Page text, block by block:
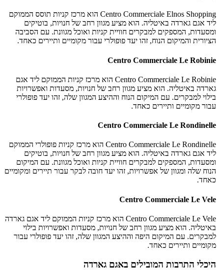
Centro Commerciale Elnos Shopping הוא מרכז קניות תוסס הממוקם
ליד אגם גארדה באיטליה. הוא מציע מגוון רחב של חנויות, בוטיקים
ומסעדות, המספקים למבקרים חוויית קניות ואוכל מגוונת. עם הסביבה
הציורית והמיקום הנוח, זהו יעד פופולרי עבור מקומיים ותיירים כאחד.
Centro Commerciale Le Robinie
Centro Commerciale Le Robinie הוא מרכז קניות הממוקם ליד אגם
גארדה באיטליה. הוא מציע מגוון רחב של חנויות, מסעדות ואפשרויות
בילוי למבקרים. עם המיקום הנוח וההיצע המגוון שלה, זהו יעד פופולרי
עבור מקומיים ותיירים כאחד.
Centro Commerciale Le Rondinelle
Centro Commerciale Le Rondinelle הוא מרכז קניות פופולרי הממוקם
ליד אגם גארדה באיטליה. הוא מציע מגוון רחב של חנויות, בוטיקים
ומסעדות, המספקים למבקרים חוויית קניות ואוכל מגוונת. עם המיקום
הנוח שלה ומגוון של אפשרויות, זהו יעד חובה לבקר עבור תיירים ומקומיים
כאחד.
Centro Commerciale Le Vele
Centro Commerciale Le Vele הוא מרכז קניות הממוקם ליד אגם גארדה
באיטליה. הוא מציע מגוון רחב של חנויות, מסעדות ואפשרויות בילוי
למבקרים. עם המיקום היפה וההיצע המגוון שלה, זהו יעד פופולרי עבור
מקומיים ותיירים כאחד.
היכלי התרבות המובילים באגם גארדה